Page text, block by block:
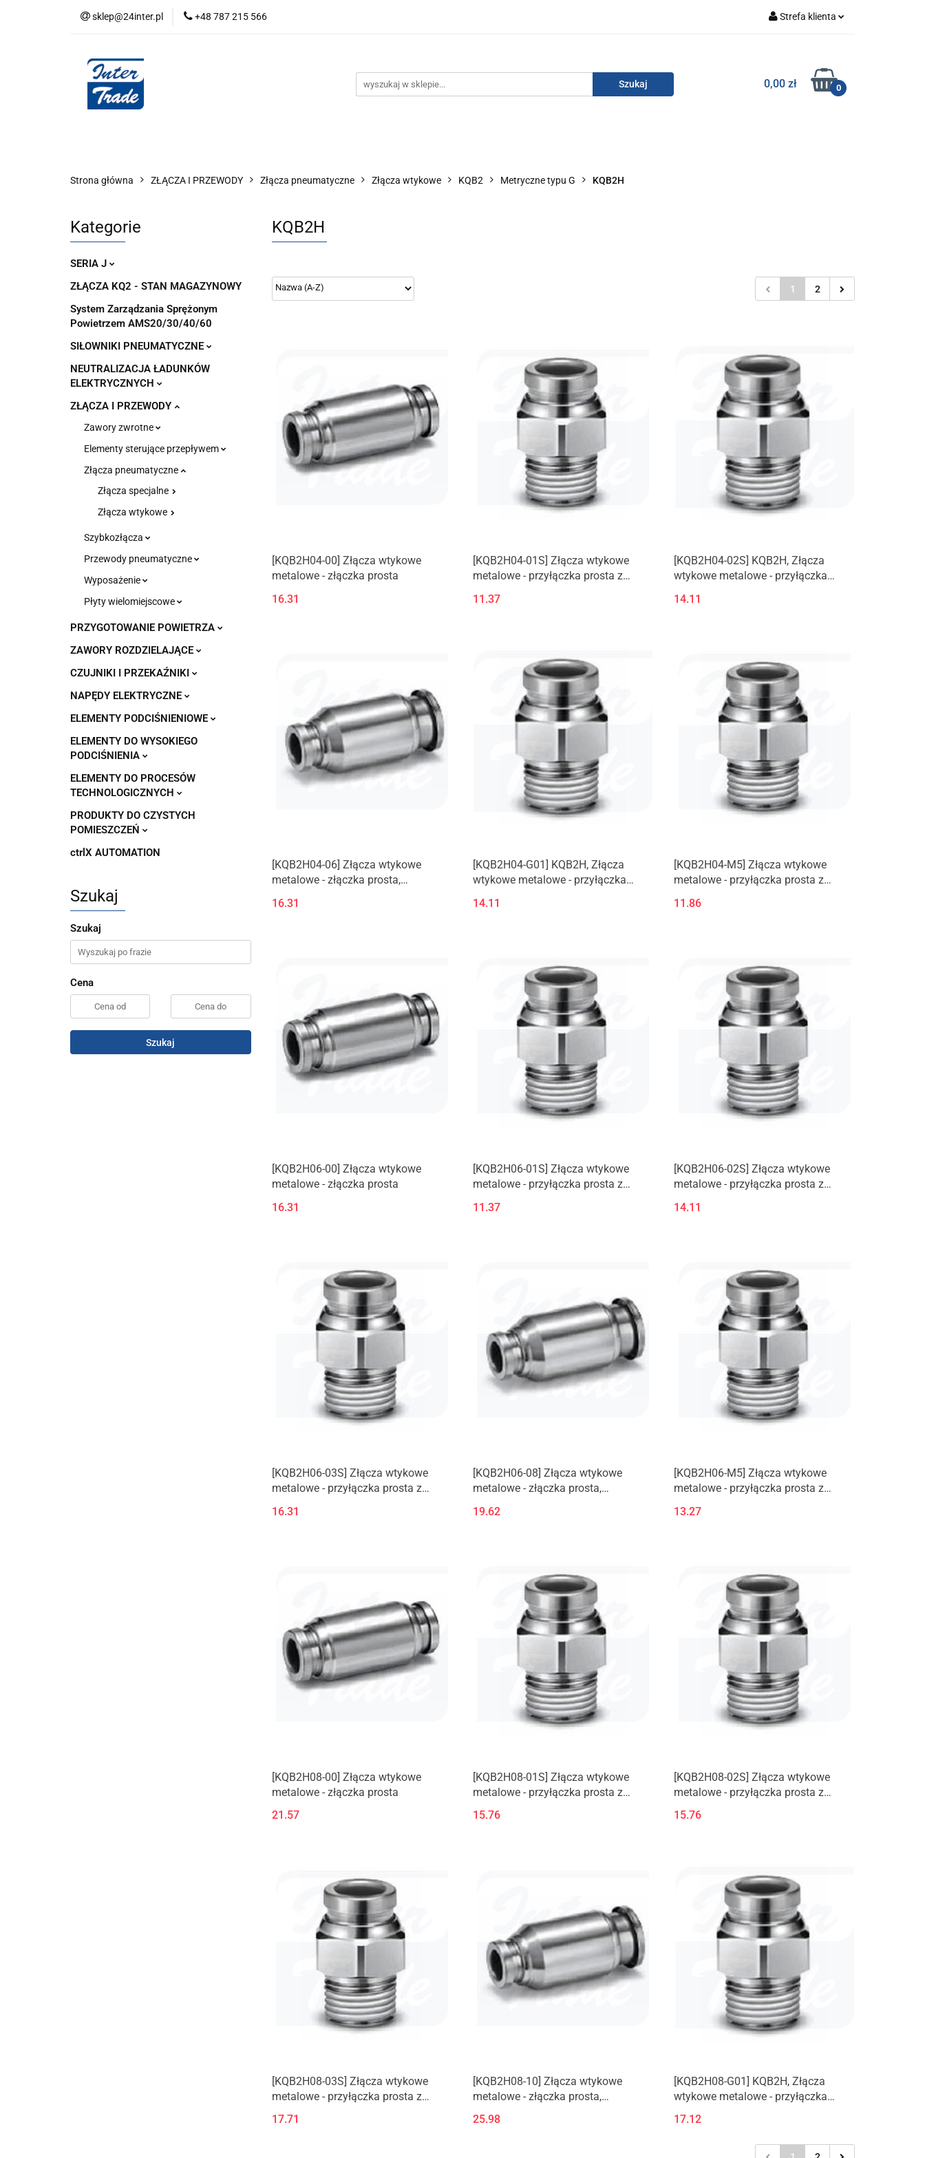
sklep@24inter.pl +48 787 215 566 Strefa klienta
Zarejestruj się
Dodaj zgłoszenie
0,00 zł 0
AUDYT SPRĘŻONEGO POWIETRZA SERIA J AUTORYZOWANY DYSTRYBUTOR SMC
AUDYT SPRĘŻONEGO POWIETRZA SERIA J AUTORYZOWANY DYSTRYBUTOR SMC
Strona główna ZŁĄCZA I PRZEWODY Złącza pneumatyczne Złącza wtykowe KQB2 Metryczne typu G KQB2H
Kategorie
SERIA J
ZŁĄCZA KQ2 - STAN MAGAZYNOWY
System Zarządzania Sprężonym
Powietrzem AMS20/30/40/60
SIŁOWNIKI PNEUMATYCZNE
NEUTRALIZACJA ŁADUNKÓW
ELEKTRYCZNYCH
ZŁĄCZA I PRZEWODY
Zawory zwrotne
Elementy sterujące przepływem
Złącza pneumatyczne
Złącza specjalne
Złącza wtykowe
Szybkozłącza
Przewody pneumatyczne
Wyposażenie
Płyty wielomiejscowe
PRZYGOTOWANIE POWIETRZA
ZAWORY ROZDZIELAJĄCE
CZUJNIKI I PRZEKAŹNIKI
NAPĘDY ELEKTRYCZNE
ELEMENTY PODCIŚNIENIOWE
ELEMENTY DO WYSOKIEGO
PODCIŚNIENIA
ELEMENTY DO PROCESÓW
TECHNOLOGICZNYCH
PRODUKTY DO CZYSTYCH
POMIESZCZEŃ
ctrlX AUTOMATION
Szukaj
Szukaj
Cena
Szukaj
KQB2H
1 2
[KQB2H04-00] Złącza wtykowe
metalowe - złączka prosta
16.31
[KQB2H04-01S] Złącza wtykowe
metalowe - przyłączka prosta z
11.37
[KQB2H04-02S] KQB2H, Złącza
wtykowe metalowe - przyłączka
R)
14.11
[KQB2H04-06] Złącza wtykowe
metalowe - złączka prosta,
16.31
[KQB2H04-G01] KQB2H, Złącza
wtykowe metalowe - przyłączka
14.11
[KQB2H04-M5] Złącza wtykowe
metalowe - przyłączka prosta z
11.86
[KQB2H06-00] Złącza wtykowe
metalowe - złączka prosta
16.31
[KQB2H06-01S] Złącza wtykowe
metalowe - przyłączka prosta z
11.37
[KQB2H06-02S] Złącza wtykowe
metalowe - przyłączka prosta z
14.11
[KQB2H06-03S] Złącza wtykowe
metalowe - przyłączka prosta z
16.31
[KQB2H06-08] Złącza wtykowe
metalowe - złączka prosta,
19.62
[KQB2H06-M5] Złącza wtykowe
metalowe - przyłączka prosta z
13.27
[KQB2H08-00] Złącza wtykowe
metalowe - złączka prosta
21.57
[KQB2H08-01S] Złącza wtykowe
metalowe - przyłączka prosta z
15.76
[KQB2H08-02S] Złącza wtykowe
metalowe - przyłączka prosta z
15.76
[KQB2H08-03S] Złącza wtykowe
metalowe - przyłączka prosta z
17.71
[KQB2H08-10] Złącza wtykowe
metalowe - złączka prosta,
25.98
[KQB2H08-G01] KQB2H, Złącza
wtykowe metalowe - przyłączka
17.12